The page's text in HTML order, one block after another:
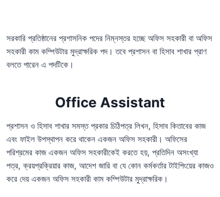
সরকারি প্রতিষ্ঠানের প্রশাসনিক পদের নিম্নস্তর হচ্ছে অফিস সহকারী বা অফিস
সহকারী কাম কম্পিউটার মুদ্রাক্ষরিক পদ। তবে প্রশাসন বা হিসাব শাখার প্রাণ
বলতে পারেন এ পদটিকে।
Office Assistant
প্রশাসন ও হিসাব শাখার সমস্ত প্রকার চিঠিপত্র লিখন, হিসাব কিতাবের কাজ
এবং ফাইল উপস্থাপন করে থাকেন একজন অফিস সহকারী। অফিসের
পরিশ্রমের কাজ একজন অফিস সহকারীকেই করতে হয়, প্রতিদিন অসংখ্যা
পত্র, ক্রয়প্রক্রিয়ার কাজ, আদেশ জারি বা যে কোন কর্মকর্তার টাইপিংয়ের কাজও
করে দেয় একজন অফিস সহকারী কাম কম্পিউটার মুদ্রাক্ষরিক।